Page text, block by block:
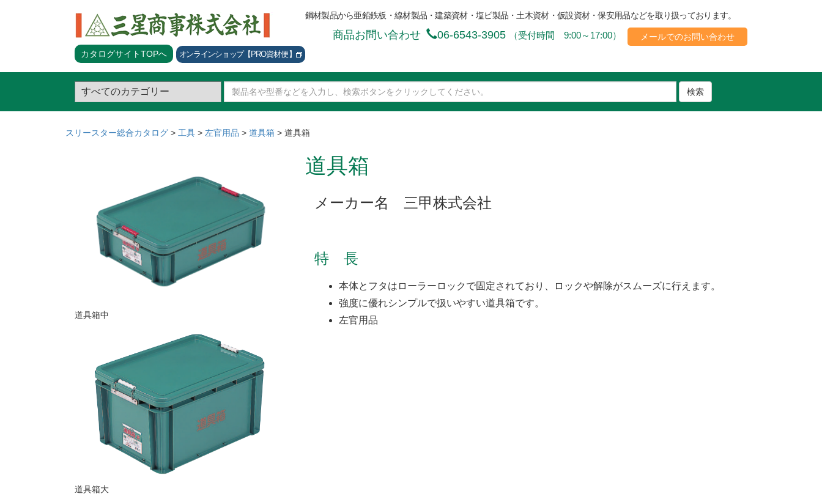
カタログサイトTOPへ オンラインショップ【PRO資材便】
鋼材製品から亜鉛鉄板・線材製品・建築資材・塩ビ製品・土木資材・仮設資材・保安用品などを取り扱っております。
商品お問い合わせ 06-6543-3905 （受付時間 9:00～17:00） メールでのお問い合わせ
検索
スリースター総合カタログ > 工具 > 左官用品 > 道具箱 > 道具箱
道具箱中
道具箱大
道具箱
メーカー名 三甲株式会社
特 長
本体とフタはローラーロックで固定されており、ロックや解除がスムーズに行えます。
強度に優れシンプルで扱いやすい道具箱です。
左官用品